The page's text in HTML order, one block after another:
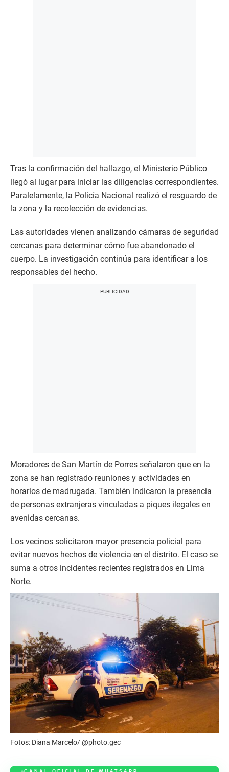
Tras la confirmación del hallazgo, el Ministerio Público
llegó al lugar para iniciar las diligencias correspondientes.
Paralelamente, la Policía Nacional realizó el resguardo de
la zona y la recolección de evidencias.
Las autoridades vienen analizando cámaras de seguridad
cercanas para determinar cómo fue abandonado el
cuerpo. La investigación continúa para identificar a los
responsables del hecho.
Moradores de San Martín de Porres señalaron que en la
zona se han registrado reuniones y actividades en
horarios de madrugada. También indicaron la presencia
de personas extranjeras vinculadas a piques ilegales en
avenidas cercanas.
Los vecinos solicitaron mayor presencia policial para
evitar nuevos hechos de violencia en el distrito. El caso se
suma a otros incidentes recientes registrados en Lima
Norte.
Fotos: Diana Marcelo/ @photo.gec